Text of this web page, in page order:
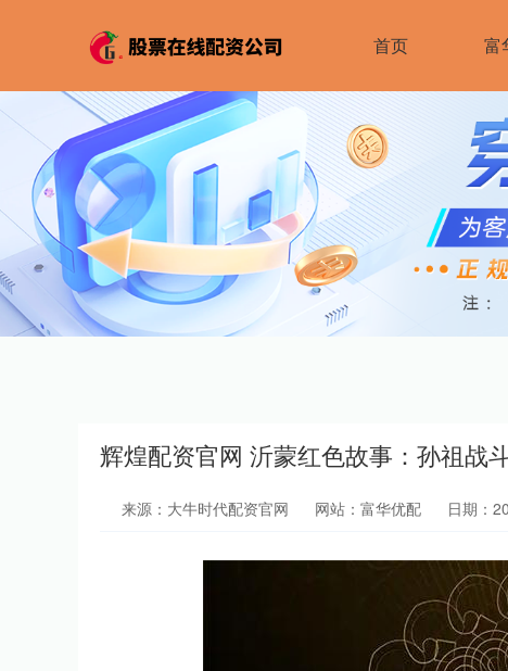
首页 富
辉煌配资官网 沂蒙红色故事：孙祖战
来源：大牛时代配资官网 网站：富华优配 日期：